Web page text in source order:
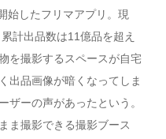
始したフリマアプリ。現
計出品数は11億品を超え
を撮影するスペースが自宅
出品画像が暗くなってしま
ザーの声があったという。
ま撮影できる撮影ブース